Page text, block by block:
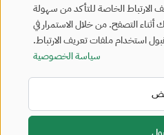
والإسكان
الارتباط الخاصة للتأكد من سهولة
التصفح. من خلال الاستمرار في
استخدام ملفات تعريف الارتباط.
سياسة الخصوصية